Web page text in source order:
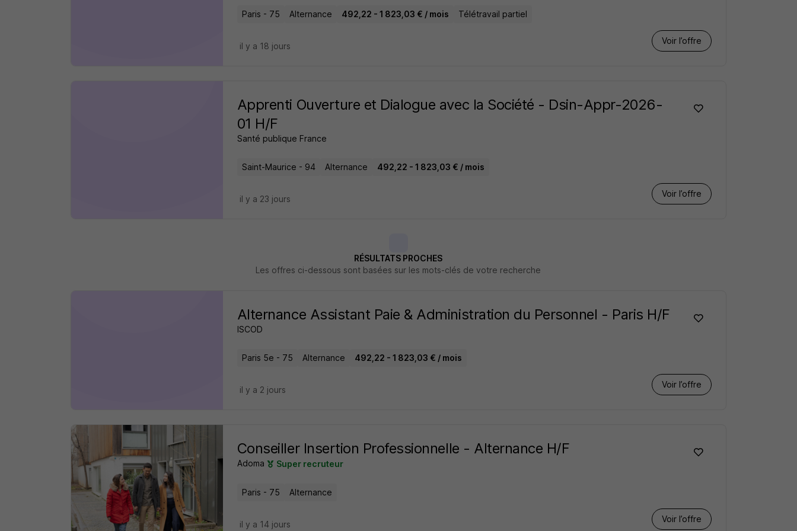
Paris - 75 Alternance 492,22 - 1 823,03 € / mois Télétravail partiel
Voir l’offre
il y a 18 jours
Apprenti Ouverture et Dialogue avec la Société - Dsin-Appr-2026-
01 H/F
Santé publique France
Saint-Maurice - 94 Alternance 492,22 - 1 823,03 € / mois
Voir l’offre
il y a 23 jours
RÉSULTATS PROCHES
Les offres ci-dessous sont basées sur les mots-clés de votre recherche
Alternance Assistant Paie & Administration du Personnel - Paris H/F
ISCOD
Paris 5e - 75 Alternance 492,22 - 1 823,03 € / mois
Voir l’offre
il y a 2 jours
Conseiller Insertion Professionnelle - Alternance H/F
Adoma Super recruteur
Paris - 75 Alternance
Voir l’offre
il y a 14 jours